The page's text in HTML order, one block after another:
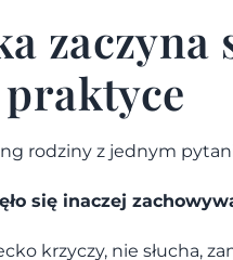
rodziny z jednym
się inaczej
krzyczy, nie słucha,